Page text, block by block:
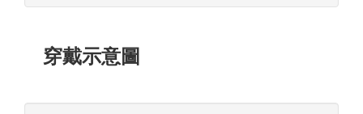
穿戴示意圖